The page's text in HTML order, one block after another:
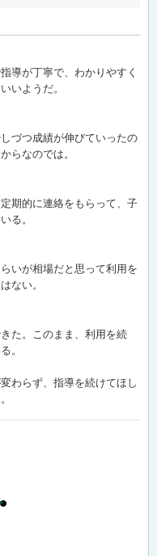
導が丁寧で、わかりやすく
いようだ。
づつ成績が伸びていったの
らなのでは。
期的に連絡をもらって、子
る。
いが相場だと思って利用を
ない。
た。このまま、利用を続
。
わらず、指導を続けてほし